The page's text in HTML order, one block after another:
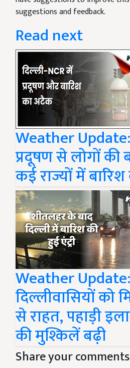
suggestions and feedback.
Read next
Weather
प्रदूषण से लोगों की
कई राज्यों में
Weather Update:
दिल्लीवासियों को
से राहत, पहाड़ी
की मुश्किलें बढ़ी
Share your comments